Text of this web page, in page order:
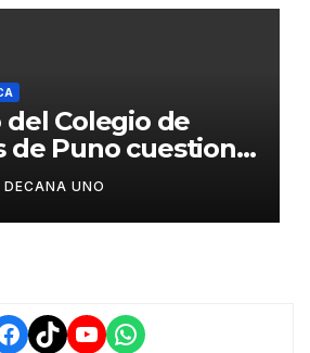
del Colegio de
de Puno cuestiona
sobre seguridad
DECANA UNO
TikTokYouTube
WhatsApp